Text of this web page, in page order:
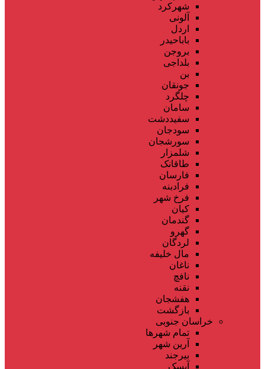
شهرکرد
آلونی
اردل
باباحیدر
بروجن
بلداجی
بن
جونقان
چلگرد
سامان
سفیددشت
سودجان
سورشجان
شلمزار
طاقانک
فارسان
فرادبنه
فرخ شهر
کیان
گندمان
گهرو
لردگان
مال خلیفه
ناغان
نافچ
نقنه
هفشجان
بازگشت
خراسان جنوبی
تمام شهر‌ها
آرین شهر
بیرجند
آیسک